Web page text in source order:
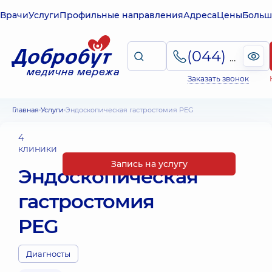
ВрачиУслугиПрофильные направленияАдресаЦены
(044) 495-2-888
Заказать звонок
Главная Услуги Эндоскопическая гастростомия PEG
4
клиники
Эндоскопическая
гастростомия
PEG
Диагносты
Запись на услугу